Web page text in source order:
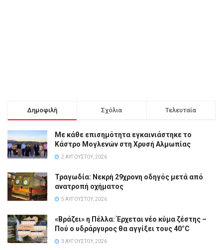
Δημοφιλή Σχόλια Τελευταία
Με κάθε επισημότητα εγκαινιάστηκε το
Κάστρο Μογλενών στη Χρυσή Αλμωπίας
2 ΑΥΓΟΎΣΤΟΥ, 2026
Τραγωδία: Νεκρή 29χρονη οδηγός μετά από
ανατροπή οχήματος
5 ΑΥΓΟΎΣΤΟΥ, 2026
«Βράζει» η Πέλλα: Έρχεται νέο κύμα ζέστης –
Πού ο υδράργυρος θα αγγίξει τους 40°C
3 ΑΥΓΟΎΣΤΟΥ, 2026